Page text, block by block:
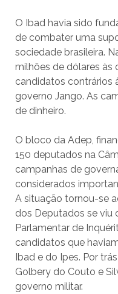
O Ibad havia sido
de combater uma
sociedade brasileira.
milhões de dólares às
candidatos contrários
governo Jango. As
de dinheiro.
O bloco da Adep,
150 deputados na
campanhas de
considerados
A situação tornou-se
dos Deputados se viu
Parlamentar de
candidatos que
Ibad e do Ipes. Por
Golbery do Couto e
governo militar.